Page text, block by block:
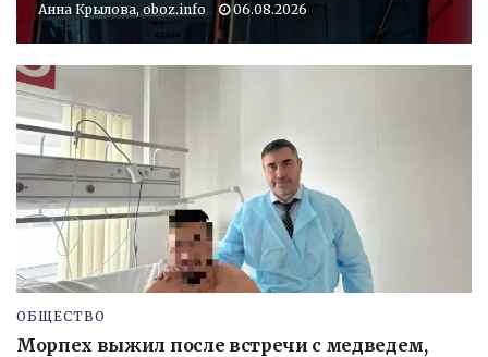
Анна Крылова, oboz.info 06.08.2026
ОБЩЕСТВО
Морпех выжил после встречи с медведем,